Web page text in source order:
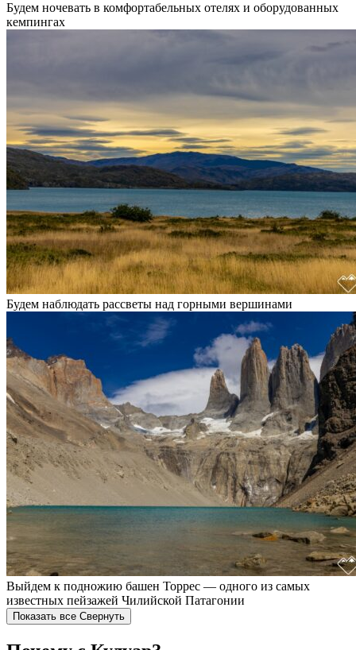
Будем ночевать в комфортабельных отелях и оборудованных
кемпингах
Будем наблюдать рассветы над горными вершинами
Выйдем к подножию башен Торрес — одного из самых
известных пейзажей Чилийской Патагонии
Показать все Свернуть